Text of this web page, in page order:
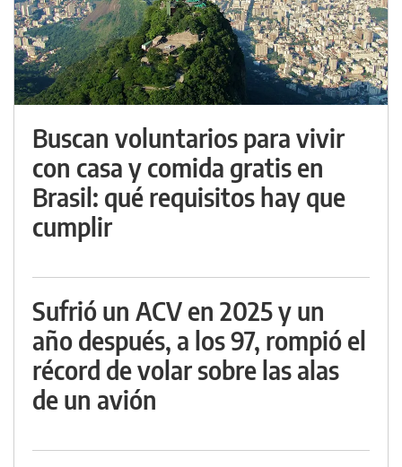
Buscan voluntarios para vivir
con casa y comida gratis en
Brasil: qué requisitos hay que
cumplir
Sufrió un ACV en 2025 y un
año después, a los 97, rompió el
récord de volar sobre las alas
de un avión